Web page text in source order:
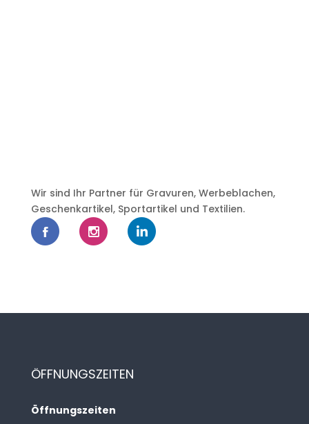
Wir sind Ihr Partner für Gravuren, Werbeblachen,
Geschenkartikel, Sportartikel und Textilien.
ÖFFNUNGSZEITEN
Öffnungszeiten